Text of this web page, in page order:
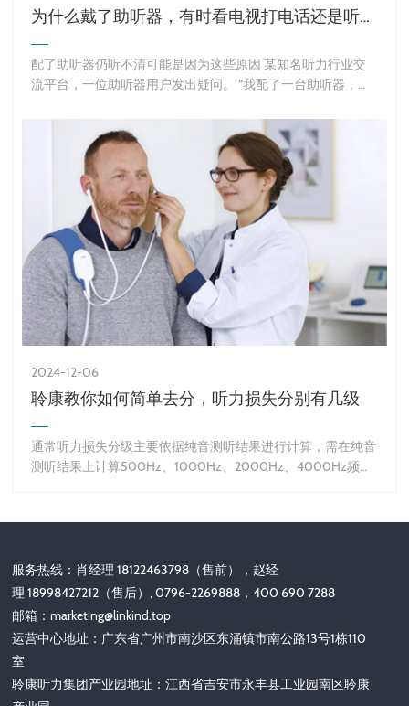
为什么戴了助听器，有时看电视打电话还是听不清？
配了助听器仍听不清可能是因为这些原因 某知名听力行业交
流平台，一位助听器用户发出疑问。 “我配了一台助听器，可
2024-12-06
聆康教你如何简单去分，听力损失分别有几级
通常听力损失分级主要依据纯音测听结果进行计算，需在纯音
测听结果上计算500Hz、1000Hz、2000Hz、4000Hz频率
服务热线：肖经理 18122463798（售前），赵经
理 18998427212（售后）, 0796-2269888，400 690 7288
邮箱：marketing@linkind.top
运营中心地址：广东省广州市南沙区东涌镇市南公路13号1栋110
室
聆康听力集团产业园地址：江西省吉安市永丰县工业园南区聆康